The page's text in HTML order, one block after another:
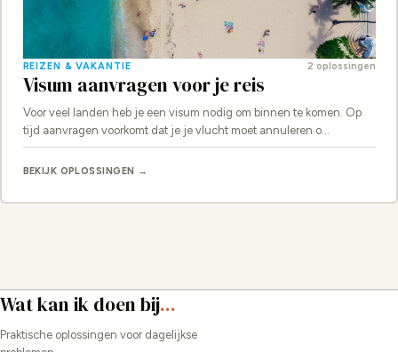
REIZEN & VAKANTIE 2 oplossingen
Visum aanvragen voor je reis
Voor veel landen heb je een visum nodig om binnen te komen. Op
tijd aanvragen voorkomt dat je je vlucht moet annuleren o…
BEKIJK OPLOSSINGEN →
Wat kan ik doen bij...
Praktische oplossingen voor dagelijkse